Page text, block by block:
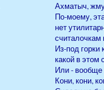
Ахматыч,
По-моему,
нет
считалочкам
Из-под горки
какой в этом
Или -
Кони, кони,